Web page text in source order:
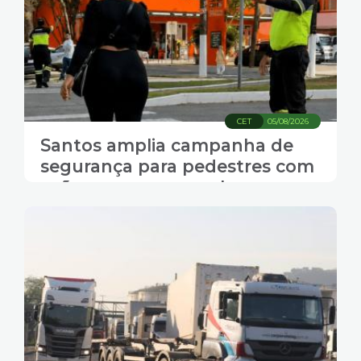
05/08/2026
CET
Santos amplia campanha de
segurança para pedestres com
ações nas ruas, escolas e